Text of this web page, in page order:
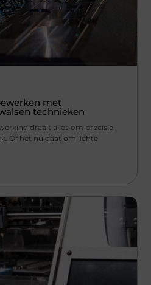
met
technieken
draait alles om precisie,
Of het nu gaat om lichte